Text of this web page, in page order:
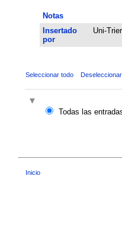
Notas
Insertado
por
Uni-
Seleccionar todo
Todas las
Inicio